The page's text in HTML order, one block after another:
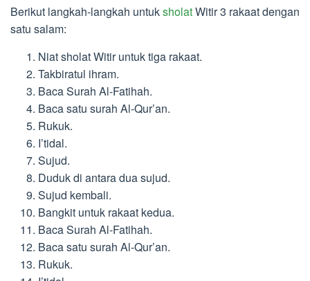
Berikut langkah-langkah untuksholatWitir 3 rakaat dengan
satu salam:
Niat sholat Witir untuk tiga rakaat.
Takbiratul ihram.
Baca Surah Al-Fatihah.
Baca satu surah Al-Qur’an.
Rukuk.
I’tidal.
Sujud.
Duduk di antara dua sujud.
Sujud kembali.
Bangkit untuk rakaat kedua.
Baca Surah Al-Fatihah.
Baca satu surah Al-Qur’an.
Rukuk.